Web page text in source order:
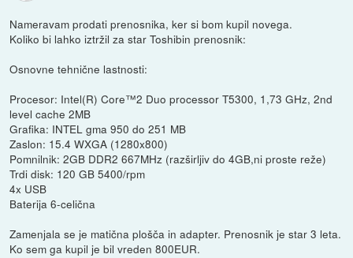
Nameravam prodati prenosnika, ker si bom kupil novega.
Koliko bi lahko iztržil za star Toshibin prenosnik:
Osnovne tehnične lastnosti:
Procesor: Intel(R) Core™2 Duo processor T5300, 1,73 GHz, 2nd
level cache 2MB
Grafika: INTEL gma 950 do 251 MB
Zaslon: 15.4 WXGA (1280x800)
Pomnilnik: 2GB DDR2 667MHz (razširljiv do 4GB,ni proste reže)
Trdi disk: 120 GB 5400/rpm
4x USB
Baterija 6-celična
Zamenjala se je matična plošča in adapter. Prenosnik je star 3 leta.
Ko sem ga kupil je bil vreden 800EUR.